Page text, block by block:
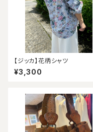
【ジッカ】花柄シャツ
¥3,300